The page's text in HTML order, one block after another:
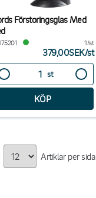
Förstoringsglas Med
1/st
379,00SEK/st
st
Artiklar per sida